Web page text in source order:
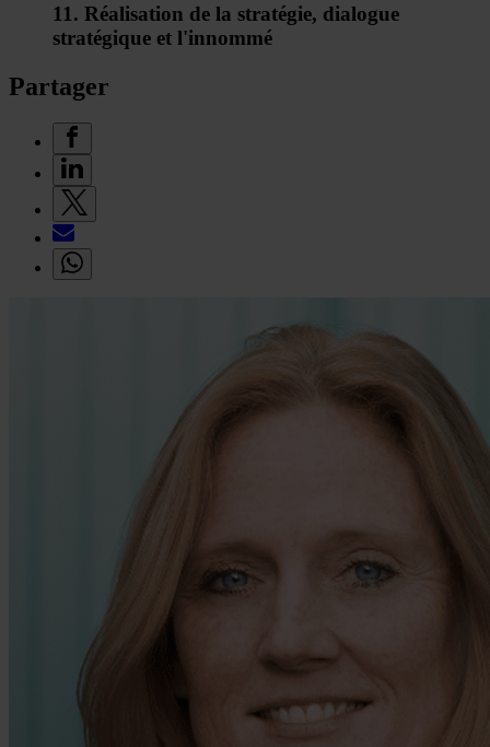
11. Réalisation de la stratégie, dialogue
stratégique et l'innommé
Partager